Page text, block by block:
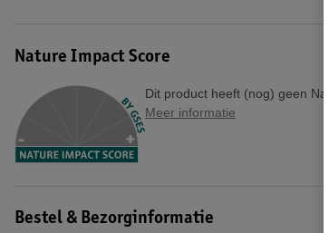
Nature Impact Score
Dit product heeft (nog) geen
Meer informatie
Bestel & Bezorginformatie